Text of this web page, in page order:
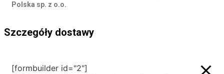
Polska sp. z o.o.
Szczegóły dostawy
[formbuilder id="2"]